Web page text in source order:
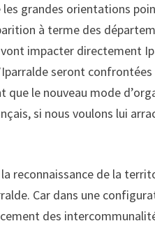
grandes orientations
à terme des
impacter directement
seront
le nouveau mode
si nous voulons lui
reconnaissance de la
Car dans une
des